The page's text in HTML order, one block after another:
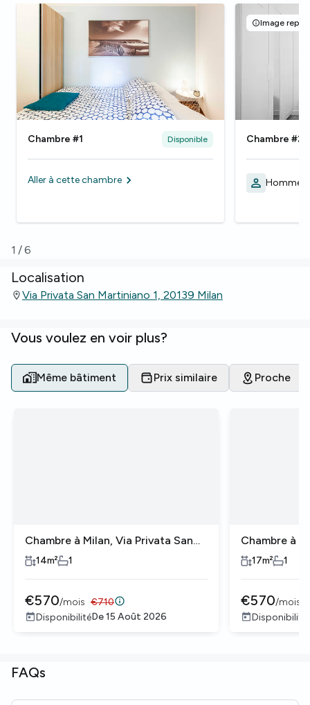
Chambre #1 Disponible
Aller à cette chambre
Image
Chambre #2
Homme,
1/6
Localisation
Via Privata San Martiniano 1, 20139 Milan
Vous voulez en voir plus?
Même bâtiment Prix similaire Proche
Chambre à Milan, Via Privata San
Martiniano
14m² 1
€570/mois €710
DisponibilitéDe15 Août 2026
Chambre à
Martiniano
17m² 1
€570/mois
Disponibilité
FAQs